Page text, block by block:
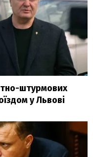
штурмових
у Львові